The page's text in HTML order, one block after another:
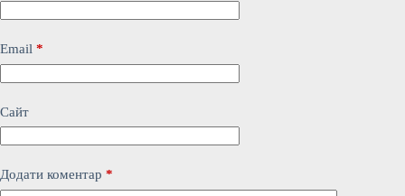
Email *
Сайт
Додати коментар *